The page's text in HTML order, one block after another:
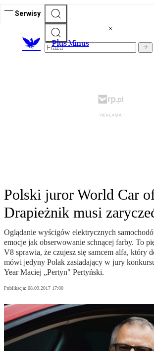
Serwisy
Plus Minus
Polski juror World Car
Drapieżnik musi
Oglądanie wyścigów elektrycznych
emocje jak obserwowanie schnącej farby. To
V8 sprawia, że czujesz się samcem alfa, który
mówi jedyny Polak zasiadający w jury
Year Maciej „Pertyn" Pertyński.
Publikacja: 08.09.2017 17:00